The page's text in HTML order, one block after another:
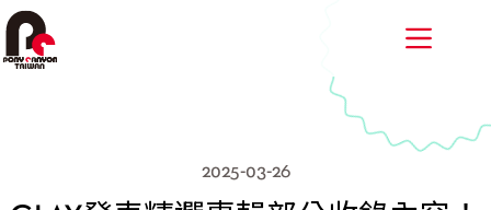
跳
至
主
2025-03-26